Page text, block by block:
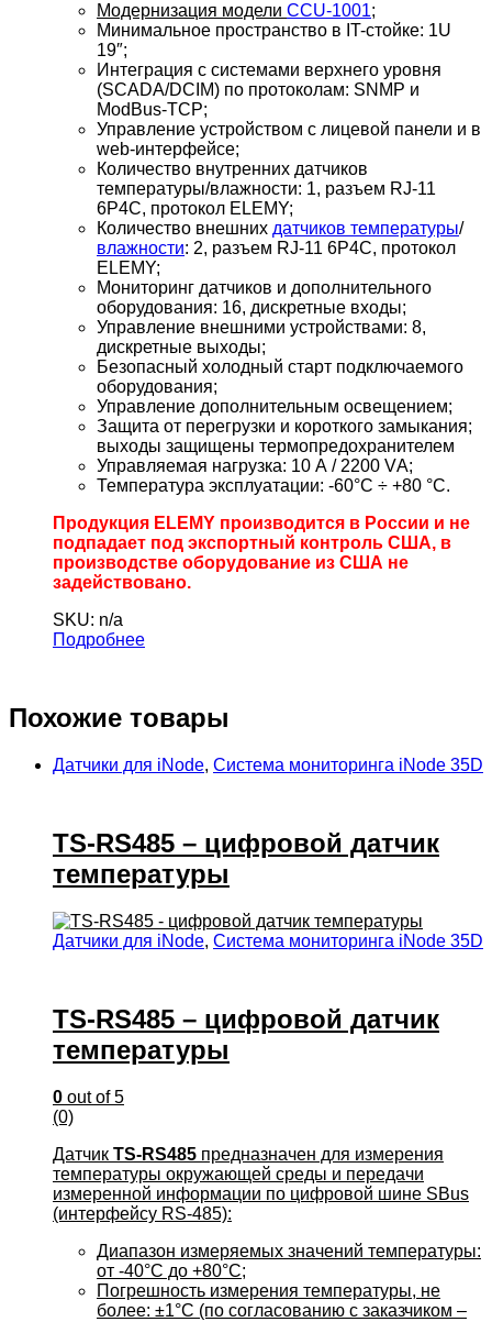
Модернизация модели CCU-1001;
Минимальное пространство в IT-стойке: 1U
19″;
Интеграция с системами верхнего уровня
(SCADA/DCIM) по протоколам: SNMP и
ModBus-TCP;
Управление устройством с лицевой панели и в
web-интерфейсе;
Количество внутренних датчиков
температуры/влажности: 1, разъем RJ-11
6P4C, протокол ELEMY;
Количество внешних датчиков температуры/
влажности: 2, разъем RJ-11 6P4C, протокол
ELEMY;
Мониторинг датчиков и дополнительного
оборудования: 16, дискретные входы;
Управление внешними устройствами: 8,
дискретные выходы;
Безопасный холодный старт подключаемого
оборудования;
Управление дополнительным освещением;
Защита от перегрузки и короткого замыкания;
выходы защищены термопредохранителем
Управляемая нагрузка: 10 А / 2200 VА;
Температура эксплуатации: -60°С ÷ +80 °С.
Продукция ELEMY производится в России и не
подпадает под экспортный контроль США, в
производстве оборудование из США не
задействовано.
SKU: n/a
Подробнее
Похожие товары
Датчики для iNode, Система мониторинга iNode 35D
TS-RS485 – цифровой датчик
температуры
Датчики для iNode, Система мониторинга iNode 35D
TS-RS485 – цифровой датчик
температуры
0 out of 5
(0)
Датчик TS-RS485 предназначен для измерения
температуры окружающей среды и передачи
измеренной информации по цифровой шине SBus
(интерфейсу RS-485):
Диапазон измеряемых значений температуры:
от -40°С до +80°С;
Погрешность измерения температуры, не
более: ±1°С (по согласованию с заказчиком –